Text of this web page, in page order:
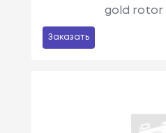
gold rotor
Заказать